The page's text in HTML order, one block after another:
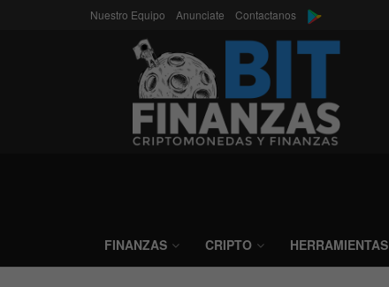
Nuestro Equipo Anunciate Contactanos
FINANZAS CRIPTO HERRAMIENTAS